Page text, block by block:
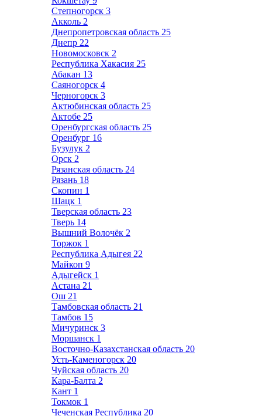
Степногорск 3
Акколь 2
Днепропетровская область 25
Днепр 22
Новомосковск 2
Республика Хакасия 25
Абакан 13
Саяногорск 4
Черногорск 3
Актюбинская область 25
Актобе 25
Оренбургская область 25
Оренбург 16
Бузулук 2
Орск 2
Рязанская область 24
Рязань 18
Скопин 1
Шацк 1
Тверская область 23
Тверь 14
Вышний Волочёк 2
Торжок 1
Республика Адыгея 22
Майкоп 9
Адыгейск 1
Астана 21
Ош 21
Тамбовская область 21
Тамбов 15
Мичуринск 3
Моршанск 1
Восточно-Казахстанская область 20
Усть-Каменогорск 20
Чуйская область 20
Кара-Балта 2
Кант 1
Токмок 1
Чеченская Республика 20